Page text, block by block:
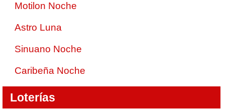
Motilon Noche
Astro Luna
Sinuano Noche
Caribeña Noche
Loterías